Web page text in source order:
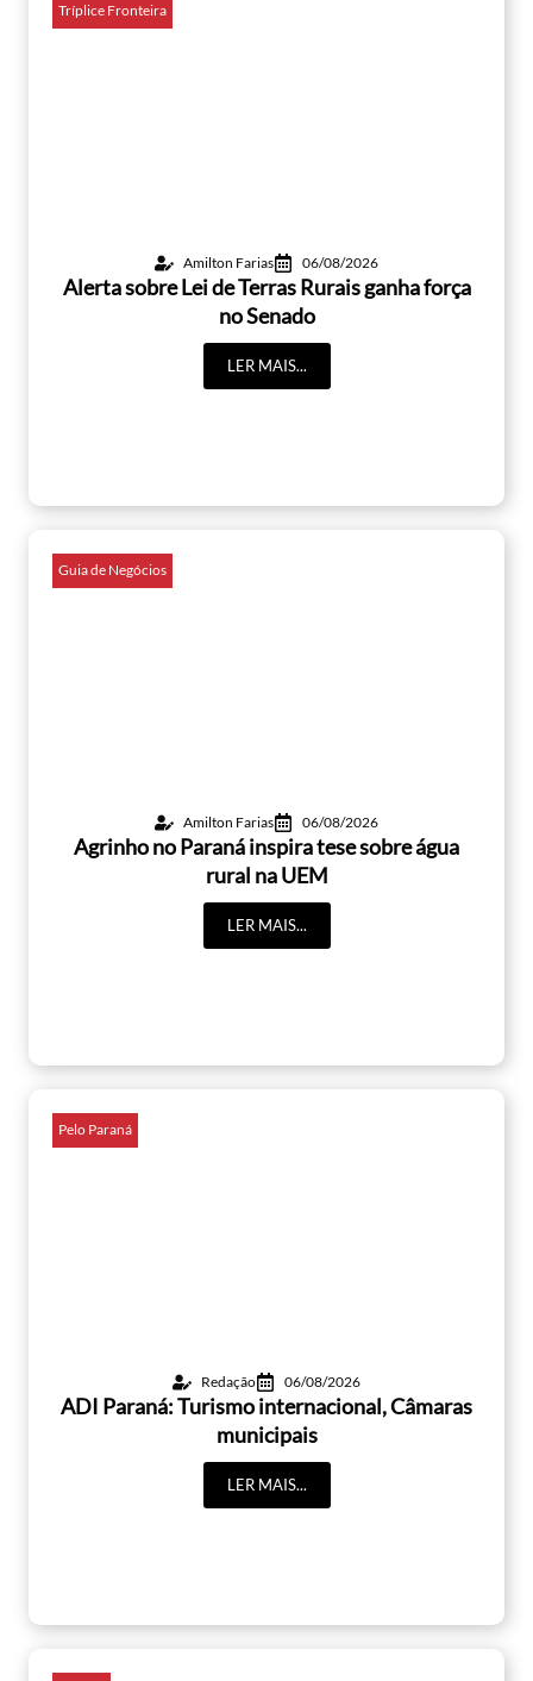
Tríplice Fronteira
Amilton Farias 06/08/2026
Alerta sobre Lei de Terras Rurais ganha força
no Senado
LER MAIS...
Guia de Negócios
Amilton Farias 06/08/2026
Agrinho no Paraná inspira tese sobre água
rural na UEM
LER MAIS...
Pelo Paraná
Redação 06/08/2026
ADI Paraná: Turismo internacional, Câmaras
municipais
LER MAIS...